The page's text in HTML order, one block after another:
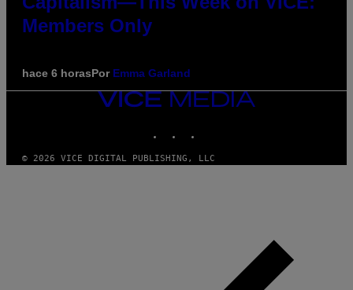
Members Only
hace 6 horasPor Emma Garland
VICE
© 2026 VICE DIGITAL PUBLISHING, LLC